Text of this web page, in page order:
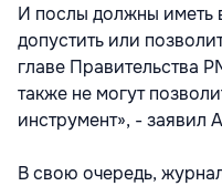
И послы должны иметь
допустить или
главе Правительства
также не могут
инструмент», - заявил
В свою очередь,